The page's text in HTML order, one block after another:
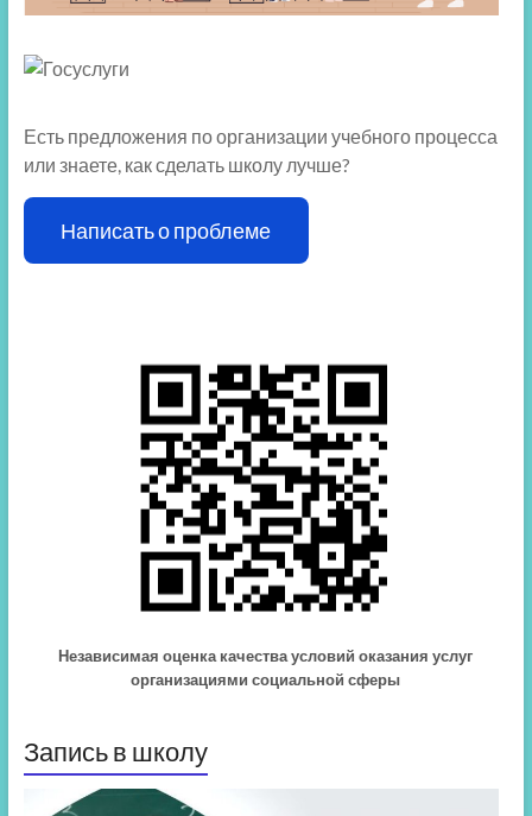
Есть предложения по организации учебного процесса
или знаете, как сделать школу лучше?
Написать о проблеме
Независимая оценка качества условий оказания услуг
организациями социальной сферы
Запись в школу